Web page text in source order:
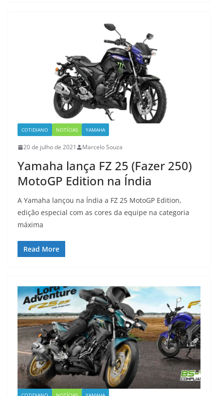
COTIDIANO NOTÍCIAS YAMAHA
20 de julho de 2021 Marcelo Souza
Yamaha lança FZ 25 (Fazer 250)
MotoGP Edition na Índia
A Yamaha lançou na Índia a FZ 25 MotoGP Edition,
edição especial com as cores da equipe na categoria
máxima
Read More